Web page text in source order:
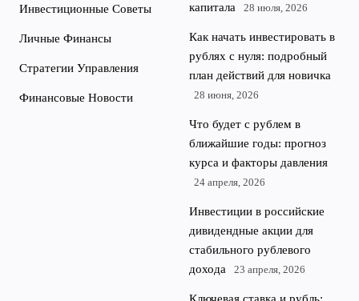
Инвестиционные Советы
Личные Финансы
Стратегии Управления
Финансовые Новости
капитала
28 июля, 2026
Как начать инвестировать в
рублях с нуля: подробный
план действий для новичка
28 июня, 2026
Что будет с рублем в
ближайшие годы: прогноз
курса и факторы давления
24 апреля, 2026
Инвестиции в российские
дивидендные акции для
стабильного рублевого
дохода
23 апреля, 2026